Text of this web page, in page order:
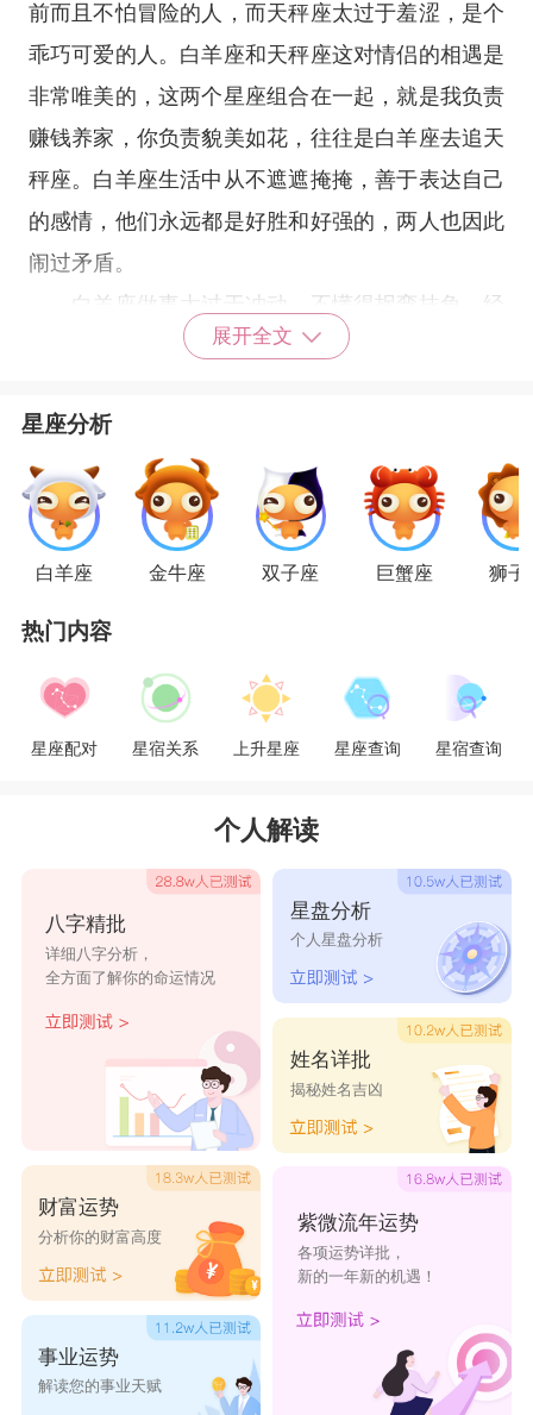
前而且不怕冒险的人，而天秤座太过于羞涩，是个
乖巧可爱的人。白羊座和天秤座这对情侣的相遇是
非常唯美的，这两个星座组合在一起，就是我负责
赚钱养家，你负责貌美如花，往往是白羊座去追天
秤座。白羊座生活中从不遮遮掩掩，善于表达自己
的感情，他们永远都是好胜和好强的，两人也因此
闹过矛盾。
白羊座做事太过于冲动，不懂得拐弯抹角，经
常会惹一些小麻烦，虽然某个时候很情绪化，但是
望自己在工作上能够有所成就，因为一些太过直接
的言语而伤害天秤座，虽然可能会有一些小争吵，
但是天秤座眼里，白羊座犯的一些小错误是如此的
可爱，他们只要一想起最初的感觉，就会找自己身
金牛座 和摩羯座
金牛和摩羯的爱情虽然不会轰轰烈烈，但是细
为时间的的流逝而变淡，两个的组合婚后是那么的
甜蜜，双方对于感情的走向和目标有着较大的一致
性，只会随着岁月的推移而更加柔情蜜意。金牛和
摩羯愿意为了共同的未来而制定务实的计划，两个
的组合绝对是生活的最好的。
摩羯座一旦认定了对方就是一生一
世，他们对恋情十分的有安全感和责任感，两人总
是回努力奋斗让彼此过上幸福的生活，他们都不善
于表达彼此的心意，但是他们的感情不是三分钟热
度，也不是图一时新鲜，能把对爱情的信念坚持到
最后。他们在日常生活中为彼此付诸实际行动，会
在婚后更加努力地工作，就算日子经受着柴米油盐
的考验，也会更加认真地对待自己的家庭，认真对
待彼此。
展开全文
星座分析
白羊座 金牛座 双子座 巨蟹座 狮子
热门内容
星座配对 星宿关系 上升星座 星座查询 星宿查询
个人解读
八字精批
详细八字分析，
全方面了解你的命运情况
财富运势
分析你的财富高度
事业运势
解读您的事业天赋
星盘分析
个人星盘分析
姓名详批
揭秘姓名吉凶
紫微流年运势
各项运势详批，
新的一年新的机遇！